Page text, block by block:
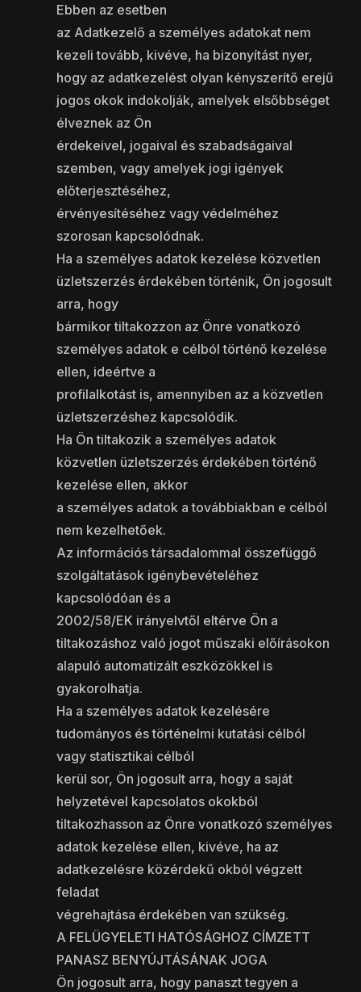
Ebben az esetben
az Adatkezelő a személyes adatokat nem
kezeli tovább, kivéve, ha bizonyítást nyer,
hogy az adatkezelést olyan kényszerítő erejű
jogos okok indokolják, amelyek elsőbbséget
élveznek az Ön
érdekeivel, jogaival és szabadságaival
szemben, vagy amelyek jogi igények
előterjesztéséhez,
érvényesítéséhez vagy védelméhez
szorosan kapcsolódnak.
Ha a személyes adatok kezelése közvetlen
üzletszerzés érdekében történik, Ön jogosult
arra, hogy
bármikor tiltakozzon az Önre vonatkozó
személyes adatok e célból történő kezelése
ellen, ideértve a
profilalkotást is, amennyiben az a közvetlen
üzletszerzéshez kapcsolódik.
Ha Ön tiltakozik a személyes adatok
közvetlen üzletszerzés érdekében történő
kezelése ellen, akkor
a személyes adatok a továbbiakban e célból
nem kezelhetőek.
Az információs társadalommal összefüggő
szolgáltatások igénybevételéhez
kapcsolódóan és a
2002/58/EK irányelvtől eltérve Ön a
tiltakozáshoz való jogot műszaki előírásokon
alapuló automatizált eszközökkel is
gyakorolhatja.
Ha a személyes adatok kezelésére
tudományos és történelmi kutatási célból
vagy statisztikai célból
kerül sor, Ön jogosult arra, hogy a saját
helyzetével kapcsolatos okokból
tiltakozhasson az Önre vonatkozó személyes
adatok kezelése ellen, kivéve, ha az
adatkezelésre közérdekű okból végzett
feladat
végrehajtása érdekében van szükség.
A FELÜGYELETI HATÓSÁGHOZ CÍMZETT
PANASZ BENYÚJTÁSÁNAK JOGA
Ön jogosult arra, hogy panaszt tegyen a